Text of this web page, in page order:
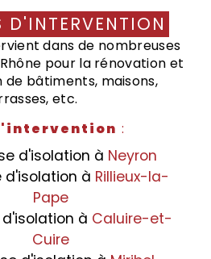
D'INTERVENTION
dans de nombreuses
pour la rénovation et
bâtiments, maisons,
etc.
:
d'isolation à Neyron
d'isolation à Rillieux-la-
Pape
d'isolation à Caluire-et-
Cuire